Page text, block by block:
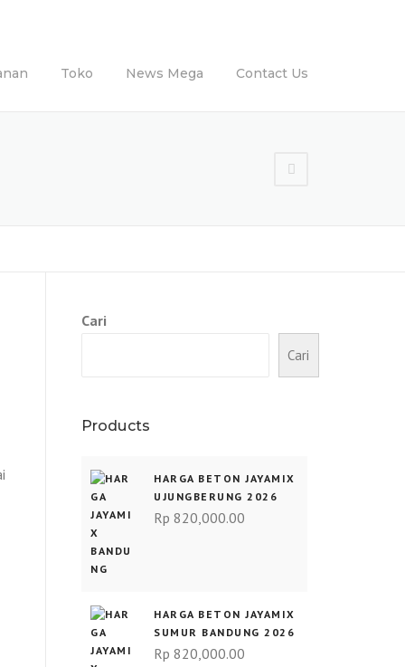
Toko News Mega Contact Us
Cari
Cari
Products
HARGA BETON JAYAMIX
UJUNGBERUNG 2026
Rp 820,000.00
HARGA BETON JAYAMIX
SUMUR BANDUNG 2026
Rp 820,000.00